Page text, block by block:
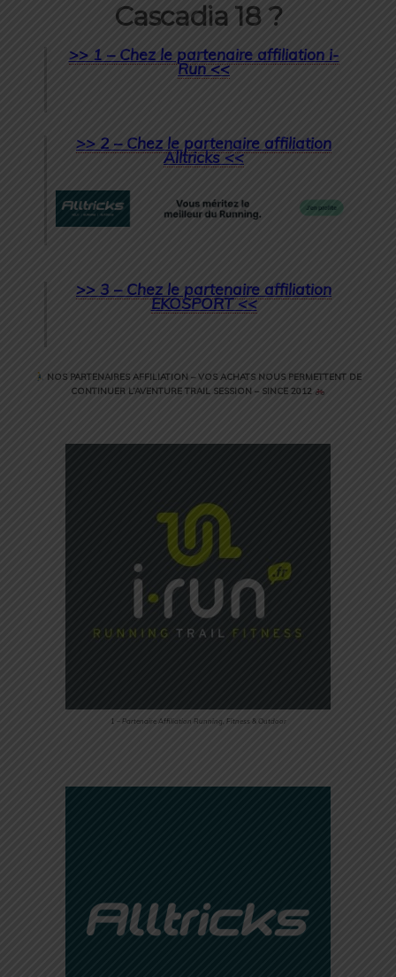
Cascadia 18 ?
>> 1 – Chez le partenaire affiliation i-
Run <<
>> 2 – Chez le partenaire affiliation
Alltricks <<
>> 3 – Chez le partenaire affiliation
EKOSPORT <<
NOS PARTENAIRES AFFILIATION – VOS ACHATS NOUS PERMETTENT DE
CONTINUER L’AVENTURE TRAIL SESSION – SINCE 2012
1 – Partenaire Affiliation Running, Fitness & Outdoor